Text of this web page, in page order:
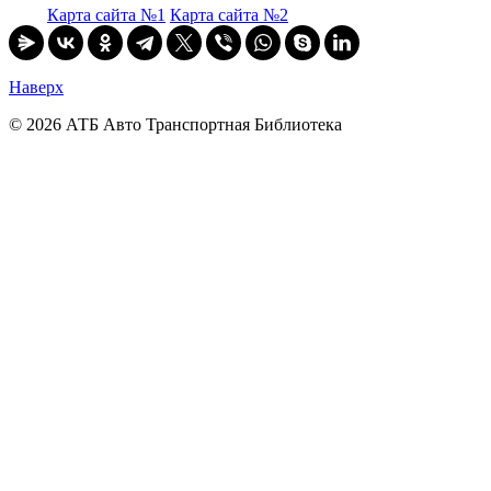
Карта сайта №1 Карта сайта №2
Наверх
© 2026 АТБ Авто Транспортная Библиотека